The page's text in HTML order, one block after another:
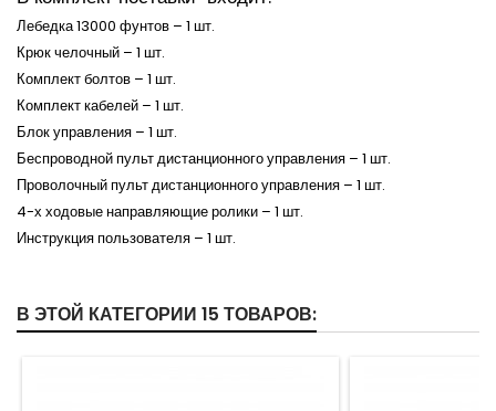
Лебедка 13000 фунтов – 1 шт.
Крюк челочный – 1 шт.
Комплект болтов – 1 шт.
Комплект кабелей – 1 шт.
Блок управления – 1 шт.
Беспроводной пульт дистанционного управления – 1 шт.
Проволочный пульт дистанционного управления – 1 шт.
4-х ходовые направляющие ролики – 1 шт.
Инструкция пользователя – 1 шт.
В ЭТОЙ КАТЕГОРИИ 15 ТОВАРОВ: